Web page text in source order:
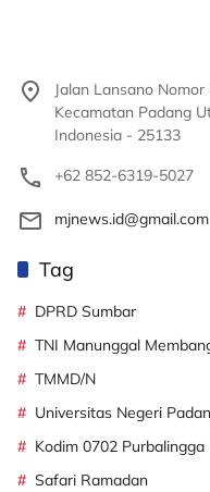
Jalan Lansano
Kecamatan Padang
Indonesia - 25133
+62 852-6319-5027
mjnews.id@gmail.com
Tag
DPRD Sumbar
TNI Manunggal
TMMD/N
Universitas Negeri
Kodim 0702 Purbalingga
Safari Ramadan